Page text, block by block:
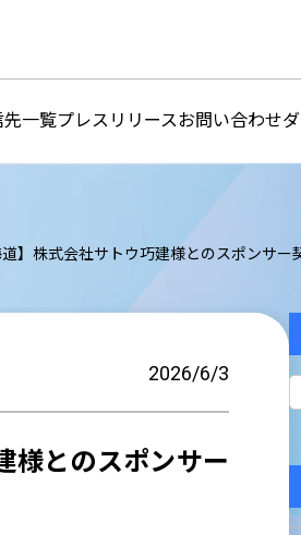
先一覧プレスリリースお問い合わせ
道】株式会社サトウ巧建様とのスポンサー
2026/6/3
様とのスポンサー